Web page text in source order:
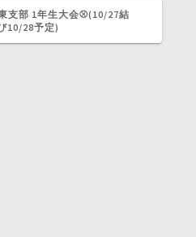
支部 1年生大会⚾(10/27結
10/28予定)